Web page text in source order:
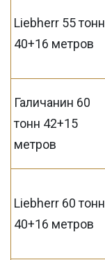
Liebherr 55 тонн
40+16 метров
Галичанин 60
тонн 42+15
метров
Liebherr 60 тонн
40+16 метров